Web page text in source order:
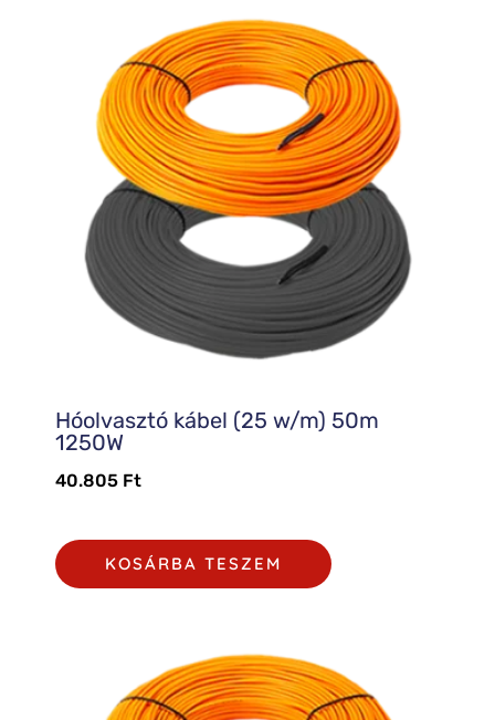
Hóolvasztó kábel (25 w/m) 50m
1250W
40.805 Ft
KOSÁRBA TESZEM